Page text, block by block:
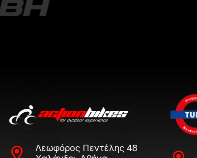
Λεωφόρος Πεντέλης 48